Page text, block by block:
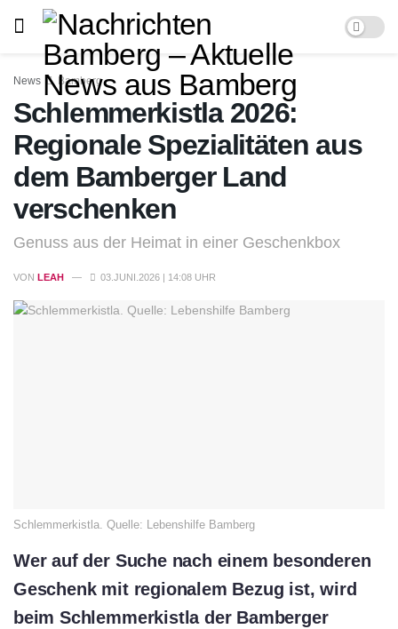
News Bamberg
Schlemmerkistla 2026:
Regionale Spezialitäten aus
dem Bamberger Land
verschenken
Genuss aus der Heimat in einer Geschenkbox
VON LEAH 03.JUNI.2026 | 14:08 UHR
Schlemmerkistla. Quelle: Lebenshilfe Bamberg
Wer auf der Suche nach einem besonderen
Geschenk mit regionalem Bezug ist, wird
beim Schlemmerkistla der Bamberger